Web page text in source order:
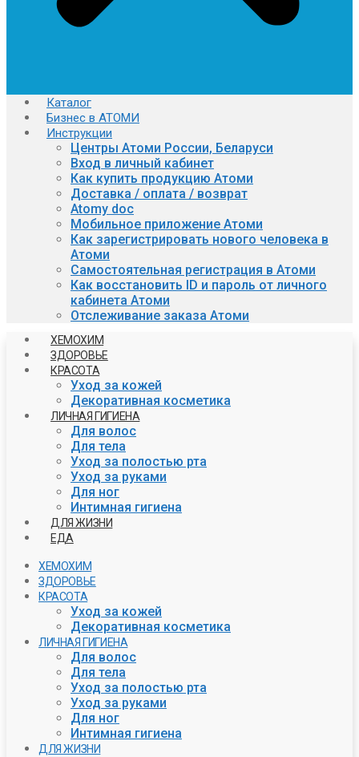
Каталог
Бизнес в АТОМИ
Инструкции
Центры Атоми России, Беларуси
Вход в личный кабинет
Как купить продукцию Атоми
Доставка / оплата / возврат
Atomy doc
Мобильное приложение Атоми
Как зарегистрировать нового человека в
Атоми
Самостоятельная регистрация в Атоми
Как восстановить ID и пароль от личного
кабинета Атоми
Отслеживание заказа Атоми
ХЕМОХИМ
ЗДОРОВЬЕ
КРАСОТА
Уход за кожей
Декоративная косметика
ЛИЧНАЯ ГИГИЕНА
Для волос
Для тела
Уход за полостью рта
Уход за руками
Для ног
Интимная гигиена
ДЛЯ ЖИЗНИ
ЕДА
ХЕМОХИМ
ЗДОРОВЬЕ
КРАСОТА
Уход за кожей
Декоративная косметика
ЛИЧНАЯ ГИГИЕНА
Для волос
Для тела
Уход за полостью рта
Уход за руками
Для ног
Интимная гигиена
ДЛЯ ЖИЗНИ